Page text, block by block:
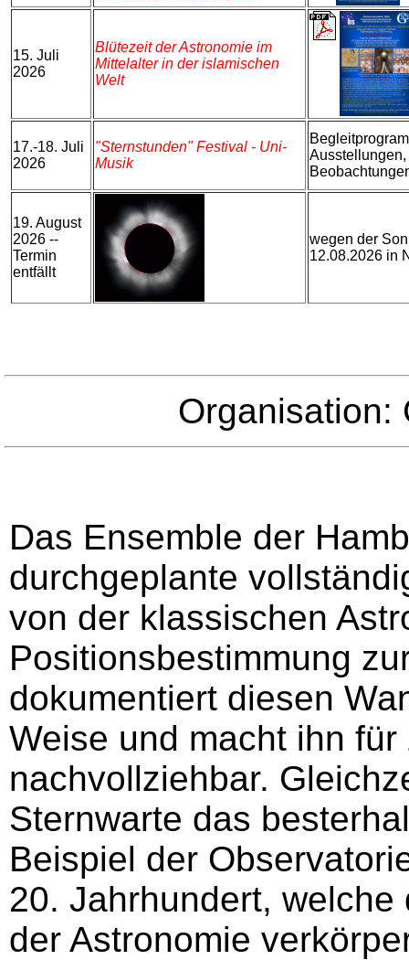
15. Juli
2026
Blütezeit der Astronomie im
Mittelalter in der islamischen
Welt
17.-18. Juli
2026
"Sternstunden" Festival - Uni-
Musik
19. August
2026 --
Termin
entfällt
wegen der
12.08.2026 in
Organisation:
Das Ensemble der
durchgeplante
von der klassischen
Positionsbestimmung
dokumentiert diesen
Weise und macht ihn
nachvollziehbar.
Sternwarte das
Beispiel der
20. Jahrhundert,
der Astronomie